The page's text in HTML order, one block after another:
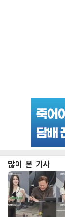
많이 본 기사